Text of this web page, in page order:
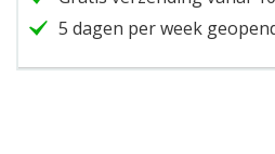
5 dagen per week